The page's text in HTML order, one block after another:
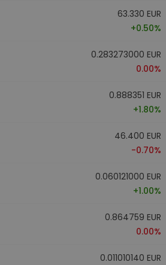
63.330 EUR
+0.50%
0.283273000 EUR
0.00%
0.888351 EUR
+1.80%
46.400 EUR
-0.70%
0.060121000 EUR
+1.00%
0.864759 EUR
0.00%
0.011010140 EUR